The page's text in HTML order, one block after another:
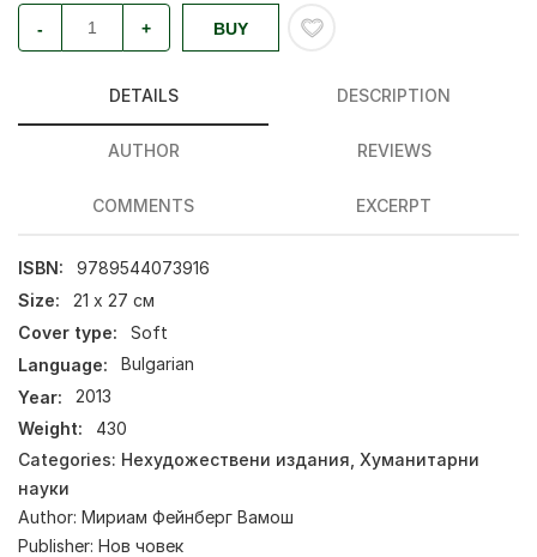
- + BUY
DETAILS DESCRIPTION
AUTHOR REVIEWS
COMMENTS EXCERPT
ISBN:
9789544073916
Size:
21 х 27 см
Cover type:
Soft
Language:
Bulgarian
Year:
2013
Weight:
430
Categories: Нехудожествени издания Хуманитарни
науки
Author: Мириам Фейнберг Вамош
Publisher: Нов човек